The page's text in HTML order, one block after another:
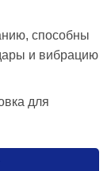
способны
и вибрацию
для